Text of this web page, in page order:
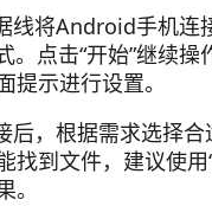
线将Android手机连
。点击“开始”继续操
提示进行设置。
后，根据需求选择合
找到文件，建议使用
。